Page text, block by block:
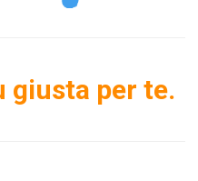
giusta per te.